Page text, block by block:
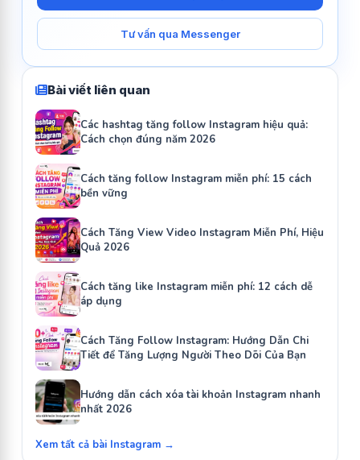
Tư vấn qua Messenger
Bài viết liên quan
Các hashtag tăng follow Instagram hiệu quả:
Cách chọn đúng năm 2026
Cách tăng follow Instagram miễn phí: 15 cách
bền vững
Cách Tăng View Video Instagram Miễn Phí, Hiệu
Quả 2026
Cách tăng like Instagram miễn phí: 12 cách dễ
áp dụng
Cách Tăng Follow Instagram: Hướng Dẫn Chi
Tiết để Tăng Lượng Người Theo Dõi Của Bạn
Hướng dẫn cách xóa tài khoản Instagram nhanh
nhất 2026
Xem tất cả bài Instagram →